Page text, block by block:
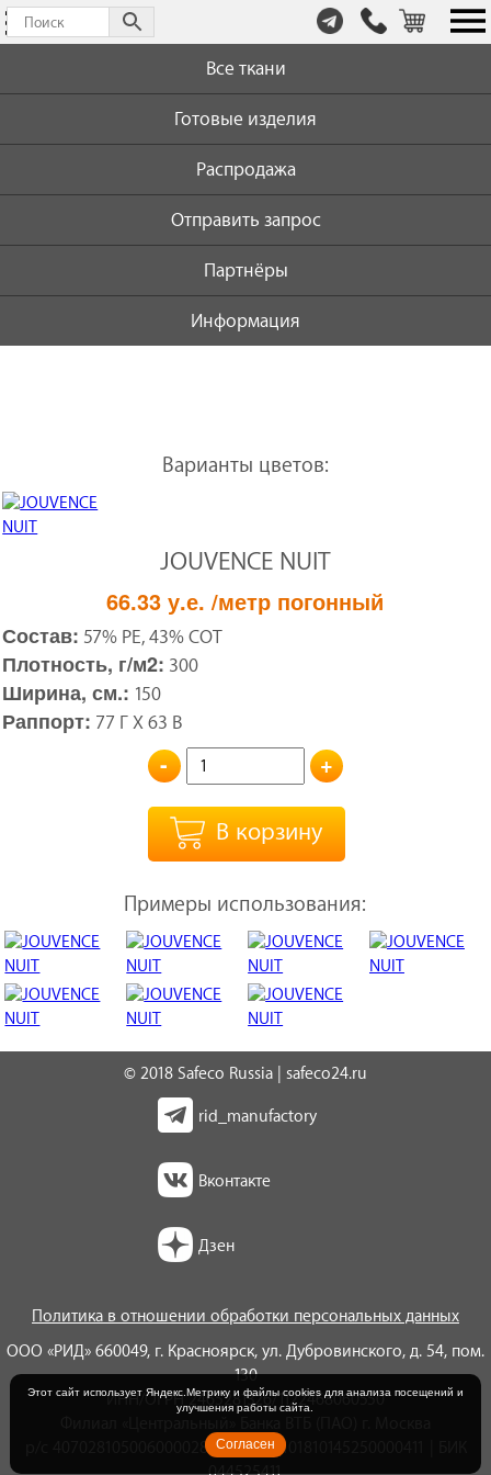
т.
+7
Все ткани
Готовые изделия
Распродажа
Отправить запрос
Партнёры
Информация
Варианты цветов:
JOUVENCE NUIT
66.33у.е. /метр погонный
Состав: 57% PE, 43% COT
Плотность, г/м2: 300
Ширина, см.: 150
Раппорт: 77 Г X 63 В
- +
В корзину
Примеры использования:
© 2018 Safeco Russia | safeco24.ru
rid_manufactory
Вконтакте
Дзен
Политика в отношении обработки персональных данных
ООО «РИД» 660049, г. Красноярск, ул. Дубровинского, д. 54, пом.
130
ИНН/ОГРН 2465281326/1122468060550
р/с 40702810500600002852 | к/с 30101810145250000411 | БИК
Этот сайт использует Яндекс.Метрику и файлы cookies для анализа посещений и
улучшения работы сайта.
Согласен